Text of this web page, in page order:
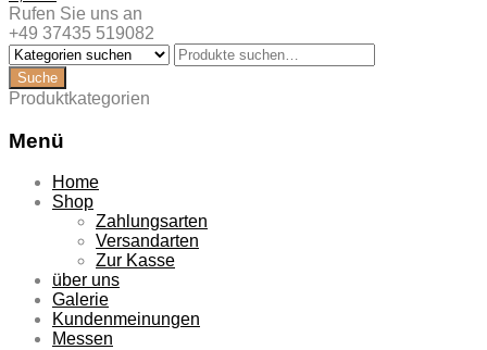
Rufen Sie uns an
+49 37435 519082
Produktkategorien
Menü
Zum
Inhalt
Home
Shop
Zahlungsarten
Versandarten
Zur Kasse
über uns
Galerie
Kundenmeinungen
Messen